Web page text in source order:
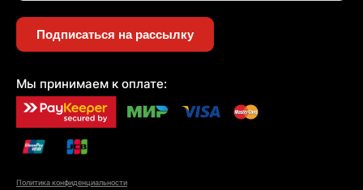
Подписаться на рассылку
Мы принимаем к оплате:
Политика конфиденциальности